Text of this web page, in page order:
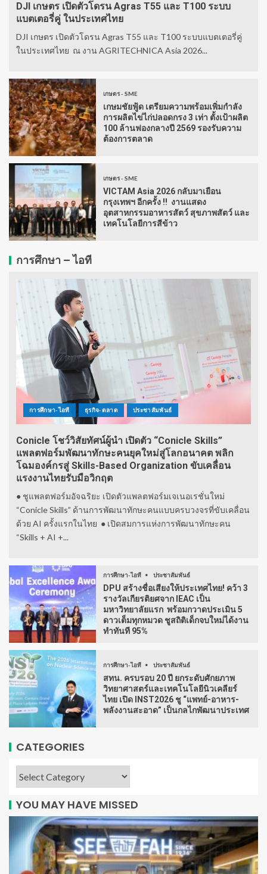
DJI เกษตร เปิดตัวโดรน Agras T55 และ T100 ระบบ
แบตเตอรี่คู่ ในประเทศไทย
DJI เกษตร เปิดตัวโดรน Agras T55 และ T100 ระบบแบตเตอรี่คู่
ในประเทศไทย ณ งาน AGRITECHNICA Asia 2026...
เกษตร - SME
เกษมชัยฟู้ด เตรียมความพร้อมเพิ่มกำลัง
การผลิตไข่ไก่ปลอดกรง 3 เท่า ตั้งเป้าผลิต
100 ล้านฟองกลางปี 2569 รองรับความ
ต้องการตลาด
เกษตร - SME
VICTAM Asia 2026 กลับมาเยือน
กรุงเทพฯ อีกครั้ง !! งานแสดง
อุตสาหกรรมอาหารสัตว์ สุขภาพสัตว์ และ
เทคโนโลยีการสีข้าว
การศึกษา – ไอที
การศึกษา-ไอที ธุรกิจ-ตลาด ประชาสัมพันธ์
Conicle โชว์วิสัยทัศน์ผู้นำ เปิดตัว “Conicle Skills”
แพลตฟอร์มพัฒนาทักษะคนยุคใหม่สู่โลกอนาคต พลิก
โฉมองค์กรสู่ Skills-Based Organization ขับเคลื่อน
แรงงานไทยรับมือวิกฤต
● ชูแพลตฟอร์มอัจฉริยะ เปิดตัวแพลตฟอร์มเจเนอเรชั่นใหม่
“Conicle Skills” ด้านการพัฒนาทักษะคนแบบครบวงจรที่ขับเคลื่อน
ด้วย AI ครั้งแรกในไทย ● เปิดสมการแห่งการพัฒนาทักษะคน
“Skills + AI +...
การศึกษา-ไอที ประชาสัมพันธ์
DPU สร้างชื่อเสียงให้ประเทศไทย! คว้า 3
รางวัลเกียรติยศจาก IEAC เป็น
มหาวิทยาลัยแรก พร้อมกวาดประเมิน 5
ดาวเต็มทุกหมวด ชูสถิติเด็กจบใหม่ได้งาน
ทำทันที 95%
การศึกษา-ไอที ประชาสัมพันธ์
สทน. ครบรอบ 20 ปี ยกระดับศักยภาพ
วิทยาศาสตร์และเทคโนโลยีนิวเคลียร์
ไทย เปิด INST2026 ชู “แพทย์-อาหาร-
พลังงานสะอาด” เป็นกลไกพัฒนาประเทศ
CATEGORIES
YOU MAY HAVE MISSED